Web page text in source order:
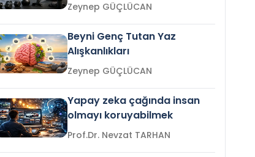
Zeynep GÜÇLÜCAN
Beyni Genç Tutan Yaz
Alışkanlıkları
Zeynep GÜÇLÜCAN
Yapay zeka çağında insan
olmayı koruyabilmek
Prof.Dr. Nevzat TARHAN